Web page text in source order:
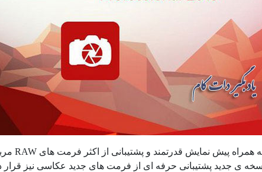
نسخه ی جدید پشتیبانی حرفه ای از فرمت های جدید عکاسی نیز